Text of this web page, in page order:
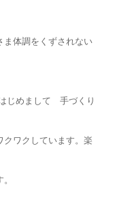
体調をくずされない
じめまして 手づくり
ワクしています。楽